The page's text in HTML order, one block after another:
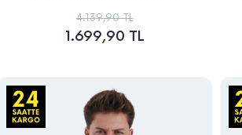
4.139,90 TL
1.699,90 TL